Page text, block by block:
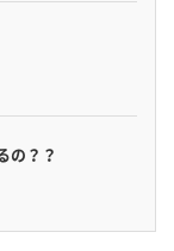
の？？